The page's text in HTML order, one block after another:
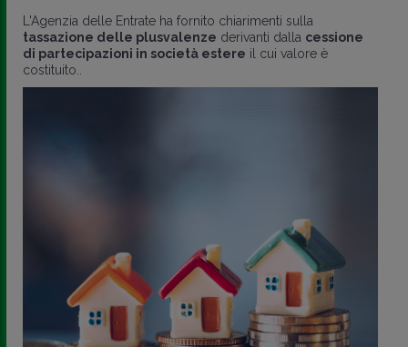
L'Agenzia delle Entrate ha fornito chiarimenti sulla
tassazione delle plusvalenze derivanti dalla cessione
di partecipazioni in società estere il cui valore è
costituito..